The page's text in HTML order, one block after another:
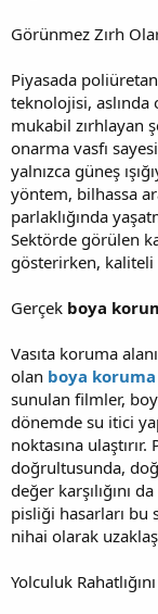
Görünmez Zırh
Piyasada
teknolojisi, aslında
mukabil zırhlayan
onarma vasfı
yalnızca güneş
yöntem, bilhassa
parlaklığında
Sektörde görülen
gösterirken, kaliteli
Gerçek boya
Vasıta koruma
olan boya
sunulan filmler,
dönemde su itici
noktasına
doğrultusunda,
değer karşılığını
pisliği hasarları
nihai olarak
Yolculuk